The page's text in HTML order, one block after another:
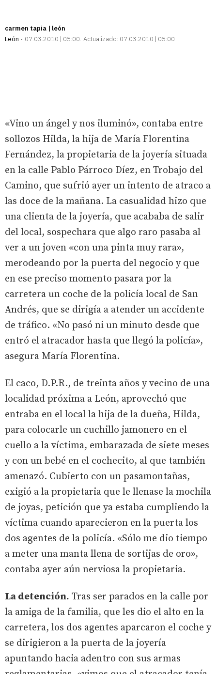
carmen tapia | león
León
07.03.2010 | 05:00 Actualizado: 07.03.2010 | 05:00
«Vino un ángel y nos iluminó», contaba entre
sollozos Hilda, la hija de María Florentina
Fernández, la propietaria de la joyería situada
en la calle Pablo Párroco Díez, en Trobajo del
Camino, que sufrió ayer un intento de atraco a
las doce de la mañana. La casualidad hizo que
una clienta de la joyería, que acababa de salir
del local, sospechara que algo raro pasaba al
ver a un joven «con una pinta muy rara»,
merodeando por la puerta del negocio y que
en ese preciso momento pasara por la
carretera un coche de la policía local de San
Andrés, que se dirigía a atender un accidente
de tráfico. «No pasó ni un minuto desde que
entró el atracador hasta que llegó la policía»,
asegura María Florentina.
El caco, D.P.R., de treinta años y vecino de una
localidad próxima a León, aprovechó que
entraba en el local la hija de la dueña, Hilda,
para colocarle un cuchillo jamonero en el
cuello a la víctima, embarazada de siete meses
y con un bebé en el cochecito, al que también
amenazó. Cubierto con un pasamontañas,
exigió a la propietaria que le llenase la mochila
de joyas, petición que ya estaba cumpliendo la
víctima cuando aparecieron en la puerta los
dos agentes de la policía. «Sólo me dio tiempo
a meter una manta llena de sortijas de oro»,
contaba ayer aún nerviosa la propietaria.
La detención. Tras ser parados en la calle por
la amiga de la familia, que les dio el alto en la
carretera, los dos agentes aparcaron el coche y
se dirigieron a la puerta de la joyería
apuntando hacia adentro con sus armas